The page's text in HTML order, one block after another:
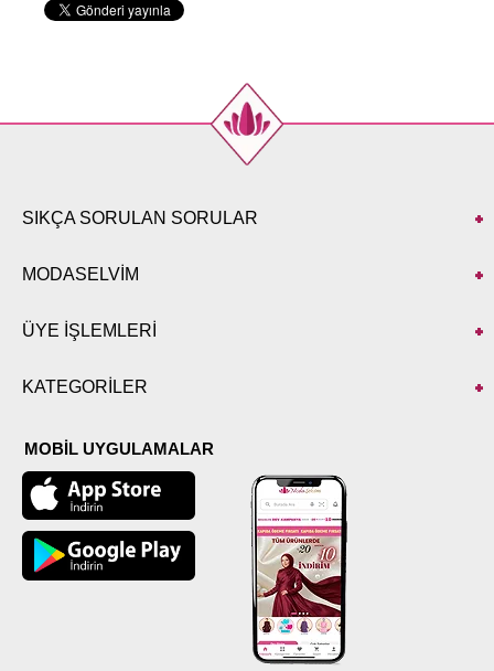
SIKÇA SORULAN SORULAR
MODASELVİM
ÜYE İŞLEMLERİ
KATEGORİLER
MOBİL UYGULAMALAR